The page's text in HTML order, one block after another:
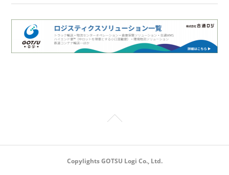
Copylights GOTSU Logi Co., Ltd.